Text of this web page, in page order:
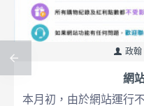
政翰
網
本月初，由於網站運行